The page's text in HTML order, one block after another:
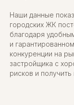
Наши данные
городских ЖК
благодаря
и
конкуренции на
застройщика с
рисков и